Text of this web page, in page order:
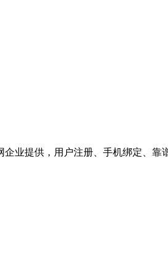
业提供，用户注册、手机绑定、